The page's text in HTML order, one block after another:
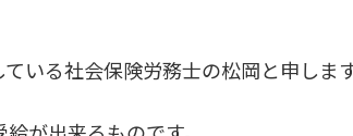
いる社会保険労務士の松岡と申します